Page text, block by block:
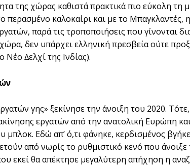
της χώρας καθιστά πρακτικά πιο εύκολη τη
καλοκαίρι και µε το Μπαγκλαντές,
παρά τις τροποποιήσεις που γίνονται
δεν υπάρχει ελληνική πρεσβεία ούτε
Νέο ∆ελχί της Ινδίας).
γης» ξεκίνησε την άνοιξη του 2020.
εργατών από την ανατολική Ευρώπη
µπλοκ. Εδώ απ’ ό,τι φάνηκε, κερδισµένος
από νωρίς το ρυθµιστικό κενό που
εκεί θα απέκτησε µεγαλύτερη απήχηση η